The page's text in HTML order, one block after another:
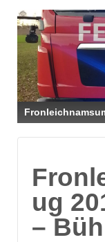
ug
–